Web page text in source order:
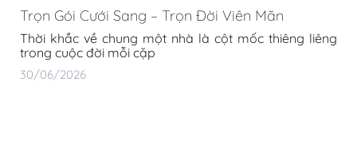
Trọn Gói Cưới Sang – Trọn Đời Viên Mãn
Thời khắc về chung một nhà là cột mốc thiêng liêng
trong cuộc đời mỗi cặp
30/06/2026